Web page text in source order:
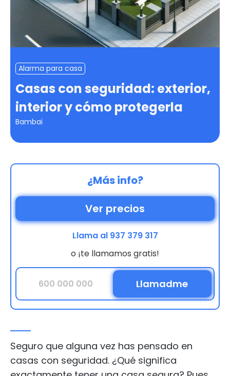
Alarma para casa
Casas con seguridad: exterior,
interior y cómo protegerla
Bambai
¿Más info?
Ver precios
Llama al 937 379 317
o ¡te llamamos gratis!
Seguro que alguna vez has pensado en
casas con seguridad. ¿Qué significa